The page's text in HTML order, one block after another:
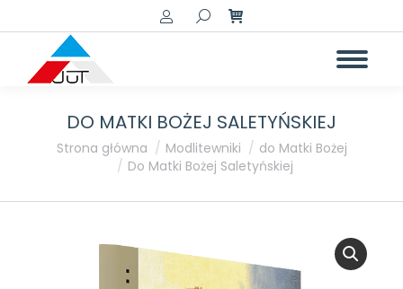
Szukaj:
DO MATKI BOŻEJ SALETYŃSKIEJ
Jesteś tutaj:
Strona główna Modlitewniki
do Matki Bożej
Do Matki Bożej Saletyńskiej